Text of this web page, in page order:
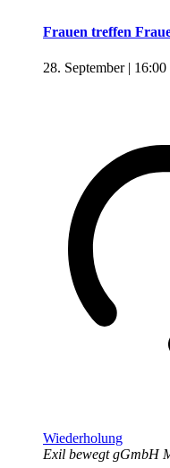
Frauen treffen
28. September | 16:00
Wiederholung
Exil bewegt gGmbH